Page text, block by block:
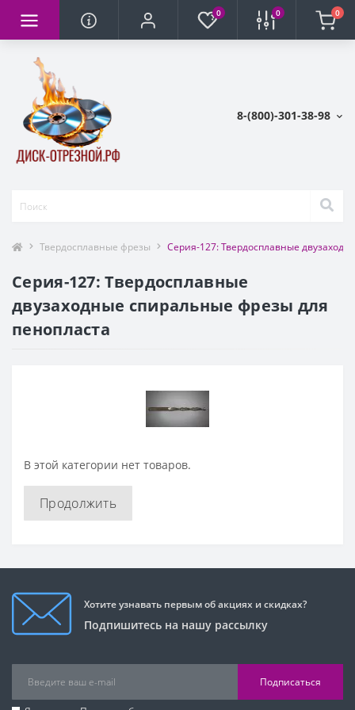
0 0 0
8-(800)-301-38-98
Твердосплавные фрезы Серия-127: Твердосплавные
Серия-127: Твердосплавные
двузаходные спиральные фрезы для
пенопласта
В этой категории нет товаров.
Продолжить
Хотите узнавать первым об акциях и скидках?
Подпишитесь на нашу рассылку
Подписаться